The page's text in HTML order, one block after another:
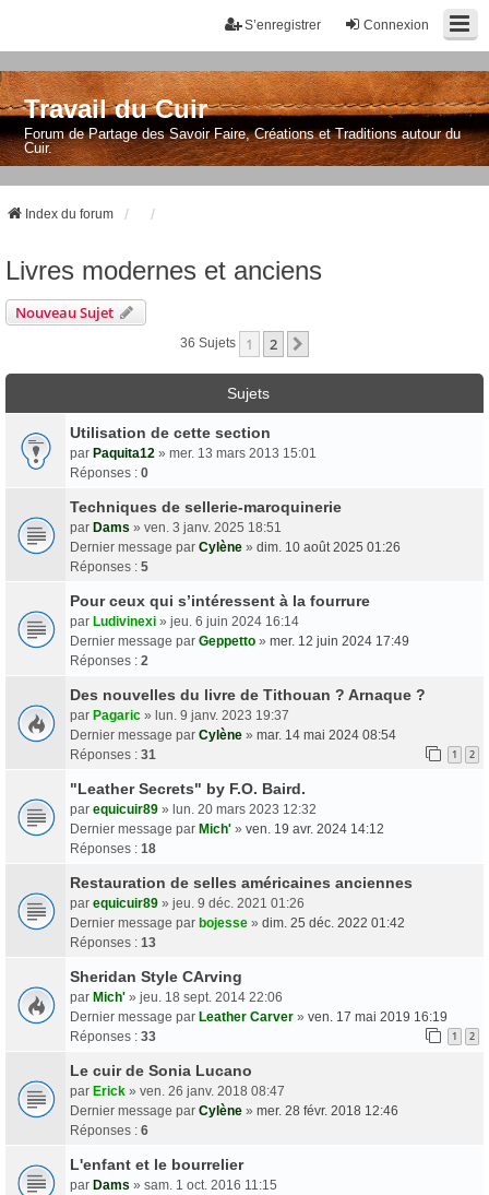
Connexion
S’enregistrer
Travail du Cuir
Forum de Partage des Savoir Faire, Créations et Traditions autour du
Cuir.
Index du forum
Livres modernes et anciens
Nouveau Sujet
36 Sujets 1 2
Sujets
Utilisation de cette section
par Paquita12 » mer. 13 mars 2013 15:01
Réponses : 0
Techniques de sellerie-maroquinerie
par Dams » ven. 3 janv. 2025 18:51
Dernier message par Cylène » dim. 10 août 2025 01:26
Réponses : 5
Pour ceux qui s’intéressent à la fourrure
par Ludivinexi » jeu. 6 juin 2024 16:14
Dernier message par Geppetto » mer. 12 juin 2024 17:49
Réponses : 2
Des nouvelles du livre de Tithouan ? Arnaque ?
par Pagaric » lun. 9 janv. 2023 19:37
Dernier message par Cylène » mar. 14 mai 2024 08:54
Réponses : 31 1 2
"Leather Secrets" by F.O. Baird.
par equicuir89 » lun. 20 mars 2023 12:32
Dernier message par Mich' » ven. 19 avr. 2024 14:12
Réponses : 18
Restauration de selles américaines anciennes
par equicuir89 » jeu. 9 déc. 2021 01:26
Dernier message par bojesse » dim. 25 déc. 2022 01:42
Réponses : 13
Sheridan Style CArving
par Mich' » jeu. 18 sept. 2014 22:06
Dernier message par Leather Carver » ven. 17 mai 2019 16:19
Réponses : 33 1 2
Le cuir de Sonia Lucano
par Erick » ven. 26 janv. 2018 08:47
Dernier message par Cylène » mer. 28 févr. 2018 12:46
Réponses : 6
L'enfant et le bourrelier
par Dams » sam. 1 oct. 2016 11:15